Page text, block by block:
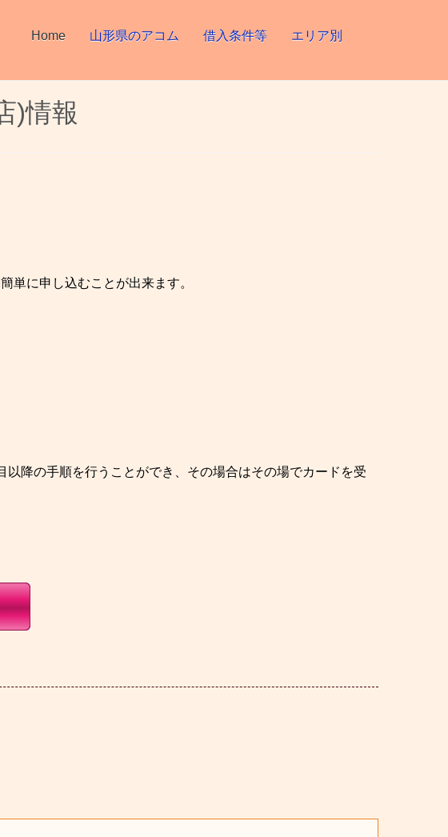
Home 山形県のアコム 借入条件等 エリア別
)情報
単に申し込むことが出来ます。
以降の手順を行うことができ、その場合はその場でカードを受